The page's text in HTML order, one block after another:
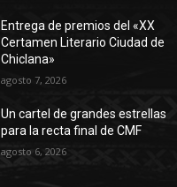
Entrega de premios del «XX
Certamen Literario Ciudad de
Chiclana»
agosto 7, 2026
Un cartel de grandes estrellas
para la recta final de CMF
agosto 6, 2026